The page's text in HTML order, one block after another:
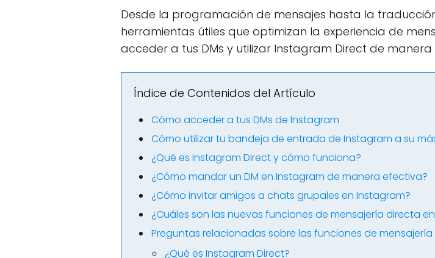
Desde la programación de mensajes hasta la
herramientas útiles que optimizan la experiencia de
acceder a tus DMs y utilizar Instagram Direct de manera
Índice de Contenidos del Artículo
Cómo acceder a tus DMs de Instagram
Cómo utilizar tu bandeja de entrada de Instagram a su
¿Qué es Instagram Direct y cómo funciona?
¿Cómo mandar un DM en Instagram de manera efectiva?
¿Cómo invitar amigos a chats grupales en Instagram?
¿Cuáles son las nuevas funciones de mensajería directa
Preguntas relacionadas sobre las funciones de
¿Qué es Instagram Direct?